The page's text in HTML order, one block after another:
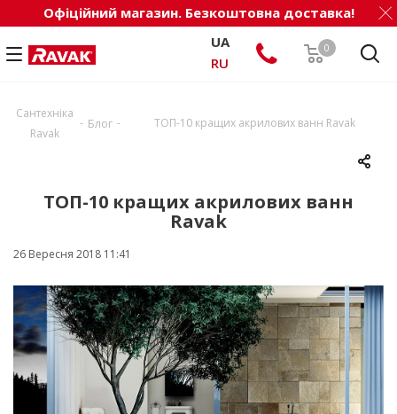
Офіційний магазин. Безкоштовна доставка!
0
UA
RU
Сантехніка
Ravak
- Блог - ТОП-10 кращих акрилових ванн Ravak
ТОП-10 кращих акрилових ванн
Ravak
26 Вересня 2018 11:41